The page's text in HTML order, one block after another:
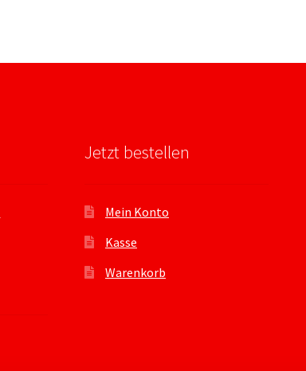
Jetzt bestellen
Mein Konto
Kasse
Warenkorb